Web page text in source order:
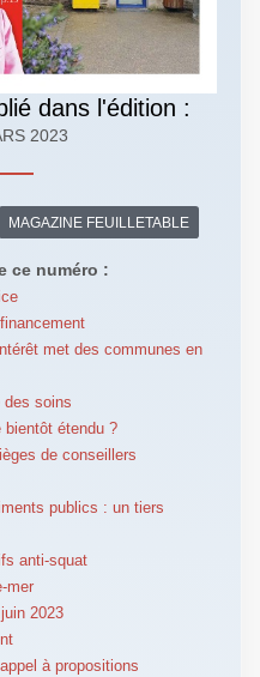
dans l'édition :
2023
MAGAZINE FEUILLETABLE
ce numéro :
met des communes en
des soins
bientôt étendu ?
de conseillers
publics : un tiers
anti-squat
mer
2023
à propositions